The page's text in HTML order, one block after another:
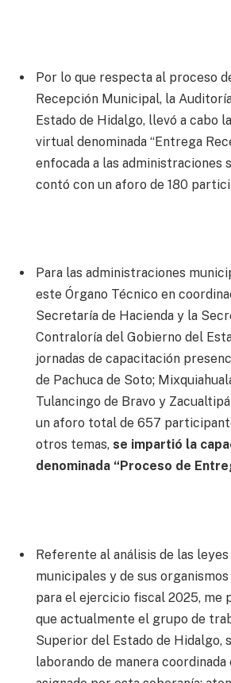
Por lo que respecta al proceso
Recepción Municipal, la
Estado de Hidalgo, llevó a cabo
virtual denominada “Entrega
enfocada a las administraciones
contó con un aforo de 180
Para las administraciones
este Órgano Técnico en
Secretaría de Hacienda y la
Contraloría del Gobierno del
jornadas de capacitación
de Pachuca de Soto;
Tulancingo de Bravo y
un aforo total de 657
otros temas, se impartió la
denominada “Proceso de
Referente al análisis de las
municipales y de sus
para el ejercicio fiscal 2025, me
que actualmente el grupo de
Superior del Estado de Hidalgo,
laborando de manera